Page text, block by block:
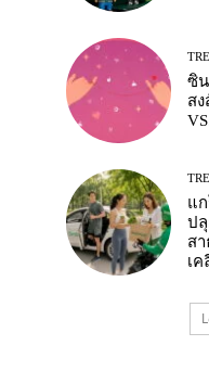
ซิ
ส
แ
ป
ส
เ